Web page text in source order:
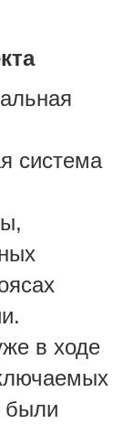
система
в ходе
были